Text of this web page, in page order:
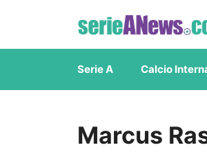
contenuto
Serie A Calcio
Marcus